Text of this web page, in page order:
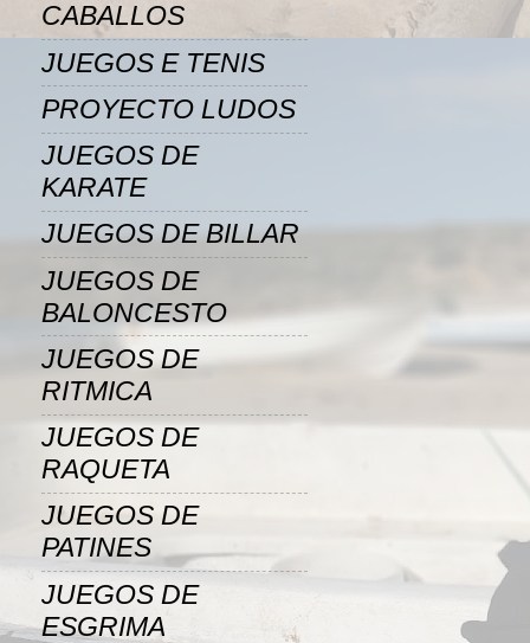
CABALLOS
JUEGOS E TENIS
PROYECTO LUDOS
JUEGOS DE
KARATE
JUEGOS DE BILLAR
JUEGOS DE
BALONCESTO
JUEGOS DE
RITMICA
JUEGOS DE
RAQUETA
JUEGOS DE
PATINES
JUEGOS DE
ESGRIMA